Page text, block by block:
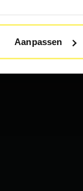
Aanpassen
49